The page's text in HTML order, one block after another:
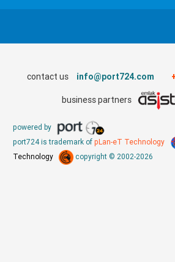
contact us info@port724.com
business partners
powered by
port724 is trademark of pLan-eT Technology
Technology
copyright © 2002-2026